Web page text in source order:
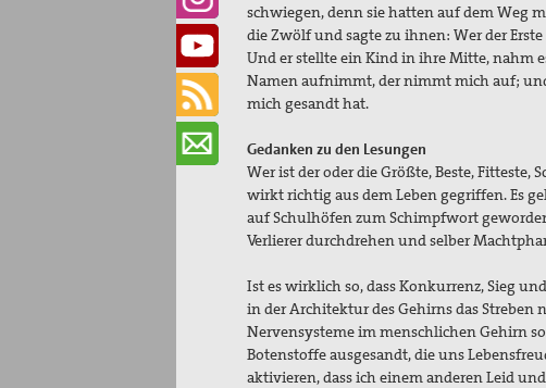
schwiegen, denn sie hatten auf dem Weg
die Zwölf und sagte zu ihnen: Wer der
Und er stellte ein Kind in ihre Mitte, nahm
Namen aufnimmt, der nimmt mich auf;
mich gesandt hat.
Gedanken zu den Lesungen
Wer ist der oder die Größte, Beste,
wirkt richtig aus dem Leben gegriffen. Es
auf Schulhöfen zum Schimpfwort
Verlierer durchdrehen und selber
Ist es wirklich so, dass Konkurrenz, Sieg
in der Architektur des Gehirns das Streben
Nervensysteme im menschlichen Gehirn
Botenstoffe ausgesandt, die uns
aktivieren, dass ich einem anderen Leid